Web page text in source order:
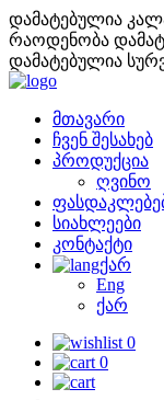
დამატებულია
რაოდენობა
დამატებულია
მთავარი
ჩვენ შესახებ
პროდუქცია
ღვინო
სიახლეები
კონტაქტი
ქარ
Eng
ქარ
0
0